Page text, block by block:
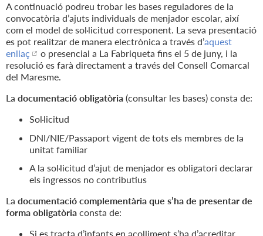
A continuació podreu trobar les bases reguladores de la
convocatòria d’ajuts individuals de menjador escolar, així
com el model de sol·licitud corresponent. La seva presentació
es pot realitzar de manera electrònica a través d’aquest
enllaç
o presencial a La Fabriqueta fins el 5 de juny, i la
resolució es farà directament a través del Consell Comarcal
del Maresme.
La documentació obligatòria (consultar les bases) consta de:
Sol·licitud
DNI/NIE/Passaport vigent de tots els membres de la
unitat familiar
A la sol·licitud d’ajut de menjador es obligatori declarar
els ingressos no contributius
La documentació complementària que s’ha de presentar de
forma obligatòria consta de:
Si es tracta d’infants en acolliment s’ha d’acreditar